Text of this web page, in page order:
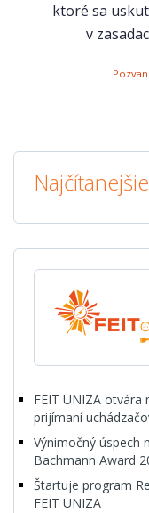
ktoré sa
v
Najčítanejšie
FEIT UNIZA
prijímaní
Výnimočný úspech
Bachmann Award
Štartuje program
FEIT UNIZA